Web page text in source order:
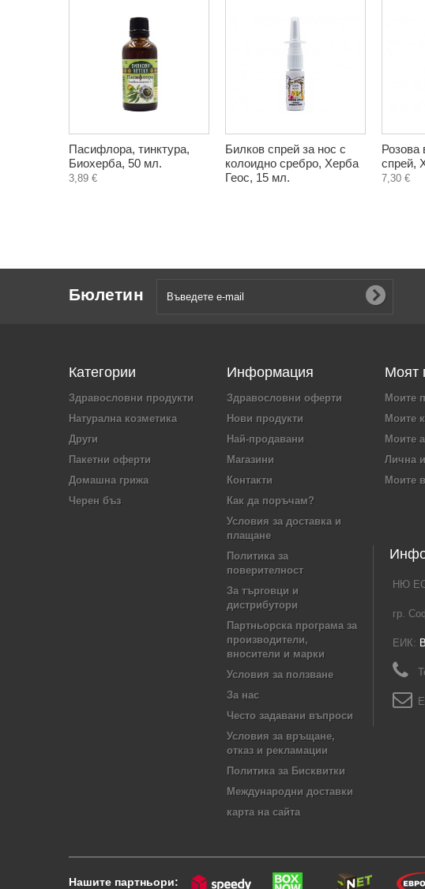
Пасифлора, тинктура,
Биохерба, 50 мл.
3,89 €
Билков спрей за нос с
колоидно сребро, Херба
Геос, 15 мл.
Розова
спрей,
7,30 €
Бюлетин
Категории
Здравословни продукти
Натурална козметика
Други
Пакетни оферти
Домашна грижа
Черен бъз
Информация
Здравословни оферти
Нови продукти
Най-продавани
Магазини
Контакти
Как да поръчам?
Условия за доставка и
плащане
Политика за
поверителност
За търговци и
дистрибутори
Партньорска програма за
производители,
вносители и марки
Условия за ползване
За нас
Често задавани въпроси
Условия за връщане,
отказ и рекламации
Политика за Бисквитки
Международни доставки
карта на сайта
Моят
Моите
Моите
Моите
Лична
Моите
НЮ
гр.
ЕИК:
Нашите партньори: